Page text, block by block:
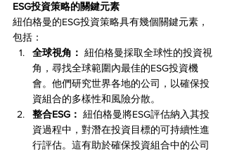
ESG投資策略的關鍵元素
紐伯格曼的ESG投資策略具有幾個關鍵元素，
包括：
全球視角： 紐伯格曼採取全球性的投資視
角，尋找全球範圍內最佳的ESG投資機
會。他們研究世界各地的公司，以確保投
資組合的多樣性和風險分散。
整合ESG： 紐伯格曼將ESG評估納入其投
資過程中，對潛在投資目標的可持續性進
行評估。這有助於確保投資組合中的公司